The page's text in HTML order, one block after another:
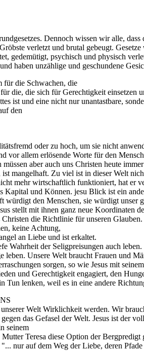
Dennoch wissen wir alle,
verletzt und brutal gebeugt.
gedemütigt, psychisch und physisch
haben unzählige und geschundene
für die Schwachen, die
die, die sich für Gerechtigkeit einsetzen
ist und eine nicht nur unantastbare,
den
oder zu hoch, um sie nicht
vor allem erlösende Worte für den
aber auch uns Christen heute
mangelhaft. Zu viel ist in dieser Welt
mehr wirtschaftlich funktioniert, hat er
und Können. jesu Blick ist ein
den Menschen, sie würdigt unser
stellt mit ihnen ganz neue Koordinaten
die Richtlinie für unseren
keine Achtung,
an Liebe und ist erkaltet.
Wahrheit der Seligpreisungen auch
Unsere Welt braucht Frauen und
sorgen, so wie Jesus mit
und Gerechtigkeit engagiert, den
lenken, weil es in eine andere
Welt Wirklichkeit werden. Wir
das Gefasel der Welt. Jesus ist der
seinem
Teresa diese Option der
nur auf dem Weg der Liebe, deren